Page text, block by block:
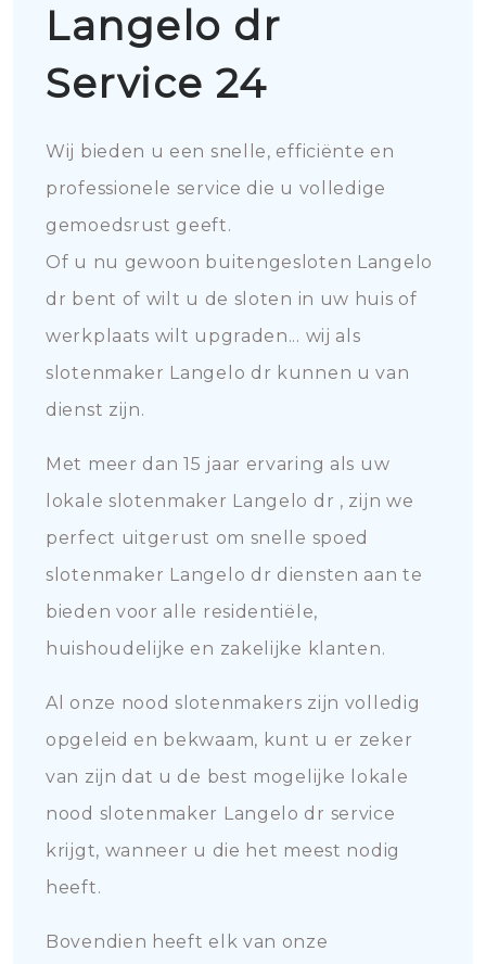
Langelo dr
Service 24
Wij bieden u een snelle, efficiënte en
professionele service die u volledige
gemoedsrust geeft.
Of u nu gewoon buitengesloten Langelo
dr bent of wilt u de sloten in uw huis of
werkplaats wilt upgraden... wij als
slotenmaker Langelo dr kunnen u van
dienst zijn.
Met meer dan 15 jaar ervaring als uw
lokale slotenmaker Langelo dr , zijn we
perfect uitgerust om snelle spoed
slotenmaker Langelo dr diensten aan te
bieden voor alle residentiële,
huishoudelijke en zakelijke klanten.
Al onze nood slotenmakers zijn volledig
opgeleid en bekwaam, kunt u er zeker
van zijn dat u de best mogelijke lokale
nood slotenmaker Langelo dr service
krijgt, wanneer u die het meest nodig
heeft.
Bovendien heeft elk van onze